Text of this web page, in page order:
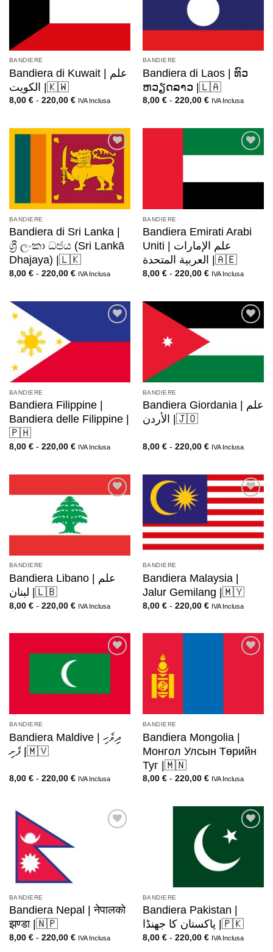
BANDIERE
Bandiera di Kuwait | علم
الكويت |🇰🇼
8,00 € - 220,00 € IVA Inclusa
BANDIERE
Bandiera di Laos | ທົວ
ຫວຽດລາວ |🇱🇦
8,00 € - 220,00 € IVA Inclusa
BANDIERE
Bandiera di Sri Lanka |
ශ්‍රී ලංකා ධජය (Sri Lankā
Dhajaya) |🇱🇰
8,00 € - 220,00 € IVA Inclusa
BANDIERE
Bandiera Emirati Arabi
Uniti | علم الإمارات
العربية المتحدة |🇦🇪
8,00 € - 220,00 € IVA Inclusa
BANDIERE
Bandiera Filippine |
Bandiera delle Filippine |
🇵🇭
8,00 € - 220,00 € IVA Inclusa
BANDIERE
Bandiera Giordania | علم
الأردن |🇯🇴
8,00 € - 220,00 € IVA Inclusa
BANDIERE
Bandiera Libano | علم
لبنان |🇱🇧
8,00 € - 220,00 € IVA Inclusa
BANDIERE
Bandiera Malaysia |
Jalur Gemilang |🇲🇾
8,00 € - 220,00 € IVA Inclusa
BANDIERE
Bandiera Maldive | ދިވެހި
ފެށި |🇲🇻
8,00 € - 220,00 € IVA Inclusa
BANDIERE
Bandiera Mongolia |
Монгол Улсын Төрийн
Туг |🇲🇳
8,00 € - 220,00 € IVA Inclusa
BANDIERE
Bandiera Nepal | नेपालको
झण्डा |🇳🇵
8,00 € - 220,00 € IVA Inclusa
BANDIERE
Bandiera Pakistan |
پاکستان کا جھنڈا |🇵🇰
8,00 € - 220,00 € IVA Inclusa